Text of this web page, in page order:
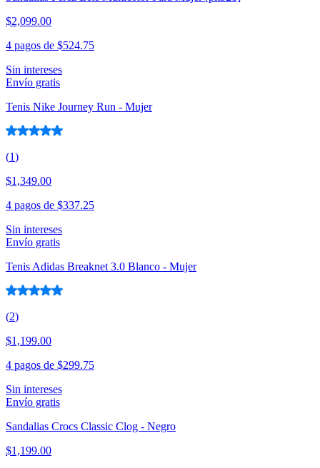
$2,099.00
4 pagos de $524.75
Sin intereses
Envío gratis
Tenis Nike Journey Run - Mujer
(1)
$1,349.00
4 pagos de $337.25
Sin intereses
Envío gratis
Tenis Adidas Breaknet 3.0 Blanco - Mujer
(2)
$1,199.00
4 pagos de $299.75
Sin intereses
Envío gratis
Sandalias Crocs Classic Clog - Negro
$1,199.00